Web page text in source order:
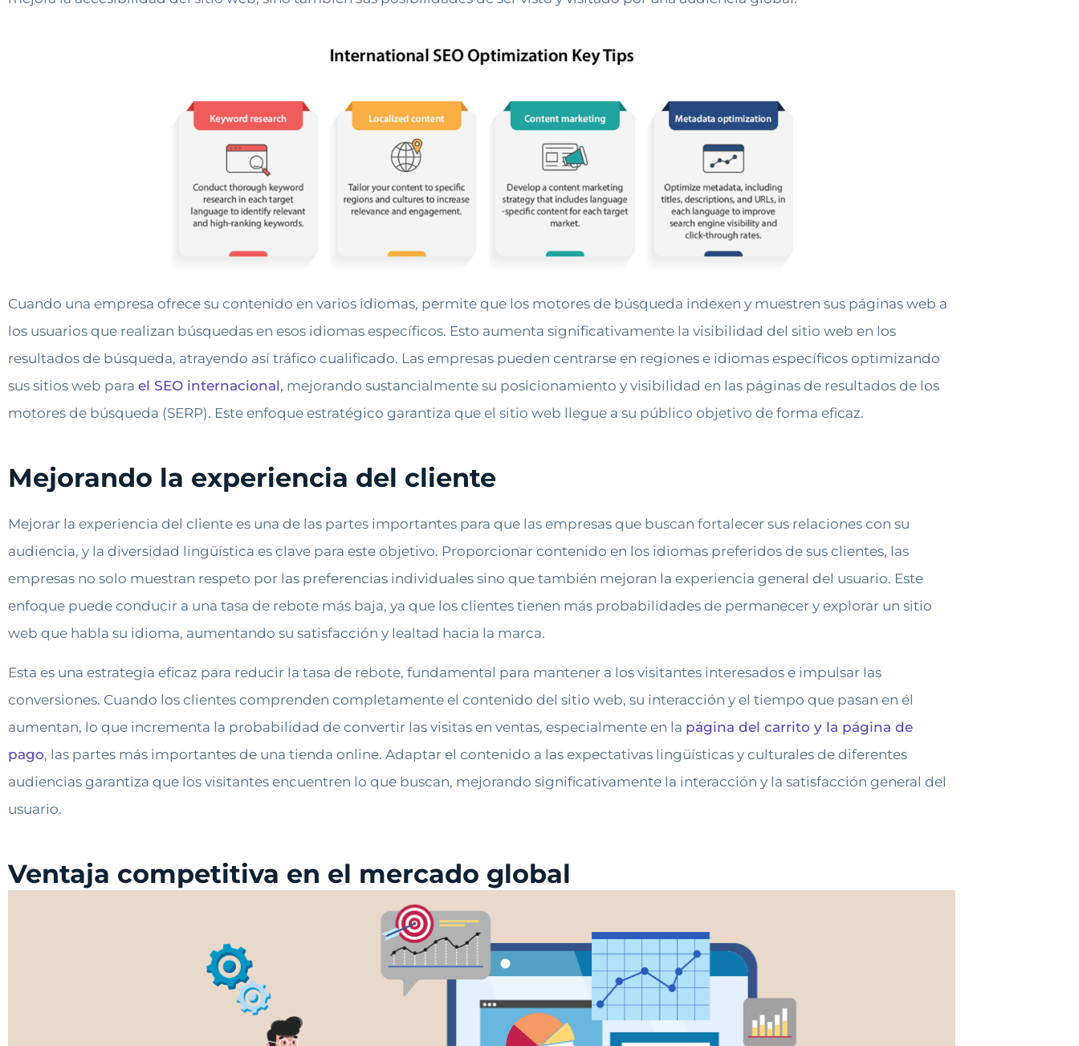
Cuando una empresa ofrece su contenido en varios idiomas, permite que los motores de búsqueda indexen y muestren sus páginas web a
los usuarios que realizan búsquedas en esos idiomas específicos. Esto aumenta significativamente la visibilidad del sitio web en los
resultados de búsqueda, atrayendo así tráfico cualificado. Las empresas pueden centrarse en regiones e idiomas específicos optimizando
sus sitios web para el SEO internacional, mejorando sustancialmente su posicionamiento y visibilidad en las páginas de resultados de los
motores de búsqueda (SERP). Este enfoque estratégico garantiza que el sitio web llegue a su público objetivo de forma eficaz.
Mejorando la experiencia del cliente
Mejorar la experiencia del cliente es una de las partes importantes para que las empresas que buscan fortalecer sus relaciones con su
audiencia, y la diversidad lingüística es clave para este objetivo. Proporcionar contenido en los idiomas preferidos de sus clientes, las
empresas no solo muestran respeto por las preferencias individuales sino que también mejoran la experiencia general del usuario. Este
enfoque puede conducir a una tasa de rebote más baja, ya que los clientes tienen más probabilidades de permanecer y explorar un sitio
web que habla su idioma, aumentando su satisfacción y lealtad hacia la marca.
Esta es una estrategia eficaz para reducir la tasa de rebote, fundamental para mantener a los visitantes interesados ​​e impulsar las
conversiones. Cuando los clientes comprenden completamente el contenido del sitio web, su interacción y el tiempo que pasan en él
aumentan, lo que incrementa la probabilidad de convertir las visitas en ventas, especialmente en la página del carrito y la página de
pago, las partes más importantes de una tienda online. Adaptar el contenido a las expectativas lingüísticas y culturales de diferentes
audiencias garantiza que los visitantes encuentren lo que buscan, mejorando significativamente la interacción y la satisfacción general del
usuario.
Ventaja competitiva en el mercado global